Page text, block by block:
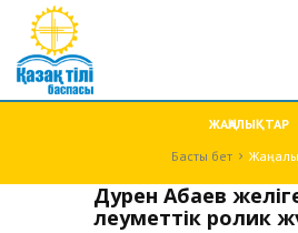
ЖАҢАЛЫҚТАР
Басты бет
Дәурен Абаев
әлеуметтік ролик